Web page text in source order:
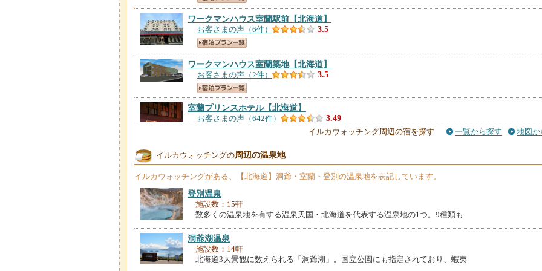
ワークマンハウス室蘭駅前 【北海道】
お客さまの声（6件） 3.5
ワークマンハウス室蘭築地【北海道】
お客さまの声（2件） 3.5
室蘭プリンスホテル【北海道】
お客さまの声（642件） 3.49
ホテルミリオン【北海道】
お客さまの声（210件） 3.21
イルカウォッチング周辺の宿を探す 一覧から探す 地図か
イルカウォッチングの周辺の温泉地
イルカウォッチングがある、【北海道】洞爺・室蘭・登別の温泉地を表記しています。
登別温泉
施設数：15軒
数多くの温泉地を有する温泉天国・北海道を代表する温泉地の1つ。9種類も
洞爺湖温泉
施設数：14軒
北海道3大景観に数えられる「洞爺湖」。国立公園にも指定されており、蝦夷